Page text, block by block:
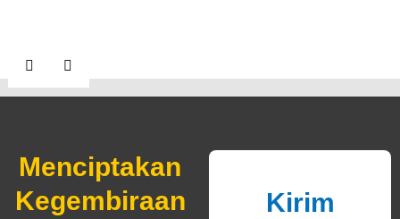
Menciptakan
Kegembiraan
Kirim